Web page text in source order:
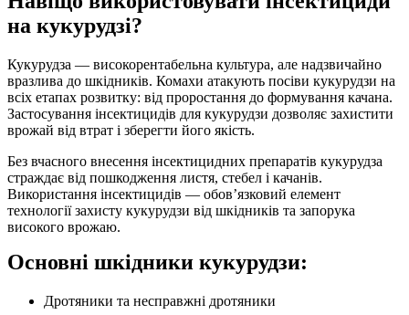
на кукурудзі?
Кукурудза — високорентабельна культура, але надзвичайно
вразлива до шкідників. Комахи атакують посіви кукурудзи на
всіх етапах розвитку: від проростання до формування качана.
Застосування інсектицидів для кукурудзи дозволяє захистити
врожай від втрат і зберегти його якість.
Без вчасного внесення інсектицидних препаратів кукурудза
страждає від пошкодження листя, стебел і качанів.
Використання інсектицидів — обов’язковий елемент
технології захисту кукурудзи від шкідників та запорука
високого врожаю.
Основні шкідники кукурудзи:
Дротяники та несправжні дротяники